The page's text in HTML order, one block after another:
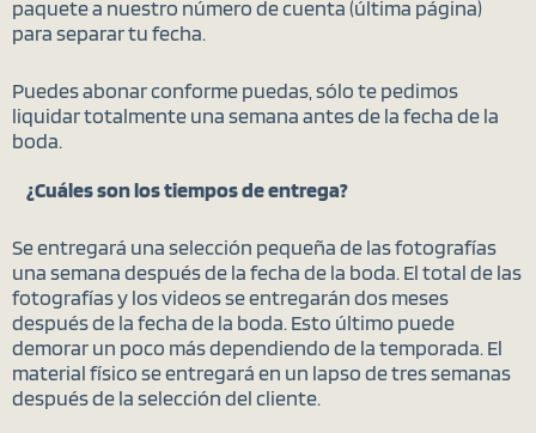
paquete a nuestro número de cuenta (última página)
para separar tu fecha.
Puedes abonar conforme puedas, sólo te pedimos
liquidar totalmente una semana antes de la fecha de la
boda.
¿Cuáles son los tiempos de entrega?
Se entregará una selección pequeña de las fotografías
una semana después de la fecha de la boda. El total de las
fotografías y los videos se entregarán dos meses
después de la fecha de la boda. Esto último puede
demorar un poco más dependiendo de la temporada. El
material físico se entregará en un lapso detres semanas
después de la selección del cliente.